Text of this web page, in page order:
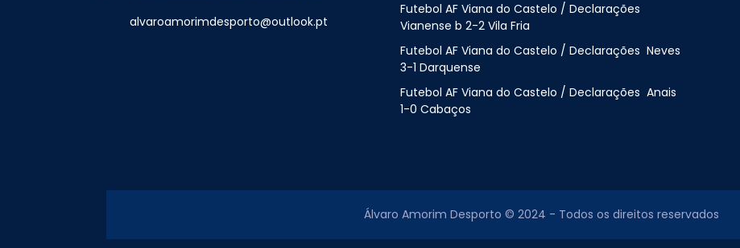
alvaroamorimdesporto@outlook.pt
Futebol AF Viana do Castelo / Declarações
Vianense b 2-2 Vila Fria
Futebol AF Viana do Castelo / Declarações Neves
3-1 Darquense
Futebol AF Viana do Castelo / Declarações Anais
1-0 Cabaços
Álvaro Amorim Desporto © 2024 - Todos os direitos reservados